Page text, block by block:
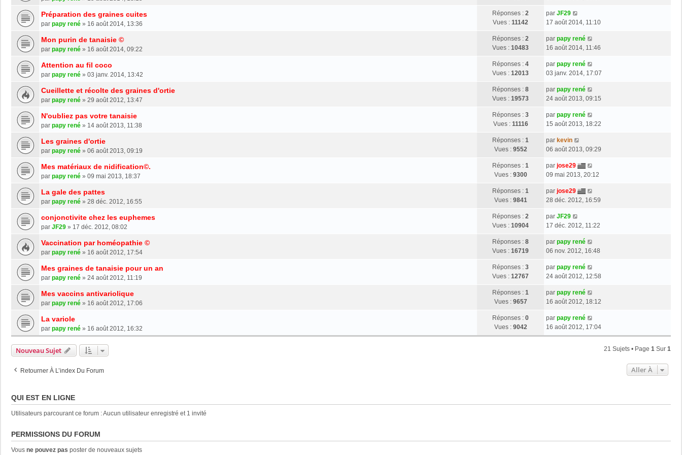
Préparation des graines cuites
par papy rené » 16 août 2014, 13:36
Réponses : 2
Vues : 11142
par JF29
17 août 2014, 11:10
Mon purin de tanaisie ©
par papy rené » 16 août 2014, 09:22
Réponses : 2
Vues : 10483
par papy rené
16 août 2014, 11:46
Attention au fil coco
par papy rené » 03 janv. 2014, 13:42
Réponses : 4
Vues : 12013
par papy rené
03 janv. 2014, 17:07
Cueillette et récolte des graines d'ortie
par papy rené » 29 août 2012, 13:47
Réponses : 8
Vues : 19573
par papy rené
24 août 2013, 09:15
N'oubliez pas votre tanaisie
par papy rené » 14 août 2013, 11:38
Réponses : 3
Vues : 11116
par papy rené
15 août 2013, 18:22
Les graines d'ortie
par papy rené » 06 août 2013, 09:19
Réponses : 1
Vues : 9552
par kevin
06 août 2013, 09:29
Mes matériaux de nidification©.
par papy rené » 09 mai 2013, 18:37
Réponses : 1
Vues : 9300
par jose29
09 mai 2013, 20:12
La gale des pattes
par papy rené » 28 déc. 2012, 16:55
Réponses : 1
Vues : 9841
par jose29
28 déc. 2012, 16:59
conjonctivite chez les euphemes
par JF29 » 17 déc. 2012, 08:02
Réponses : 2
Vues : 10904
par JF29
17 déc. 2012, 11:22
Vaccination par homéopathie ©
par papy rené » 16 août 2012, 17:54
Réponses : 8
Vues : 16719
par papy rené
06 nov. 2012, 16:48
Mes graines de tanaisie pour un an
par papy rené » 24 août 2012, 11:19
Réponses : 3
Vues : 12767
par papy rené
24 août 2012, 12:58
Mes vaccins antivariolique
par papy rené » 16 août 2012, 17:06
Réponses : 1
Vues : 9657
par papy rené
16 août 2012, 18:12
La variole
par papy rené » 16 août 2012, 16:32
Réponses : 0
Vues : 9042
par papy rené
16 août 2012, 17:04
Nouveau Sujet 21 Sujets • Page 1 Sur 1
Retourner À L’index Du Forum Aller À
QUI EST EN LIGNE
Utilisateurs parcourant ce forum : Aucun utilisateur enregistré et 1 invité
PERMISSIONS DU FORUM
Vous ne pouvez pas poster de nouveaux sujets